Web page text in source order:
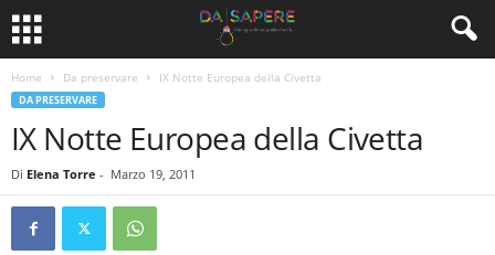
Home Da preservare IX Notte Europea della Civetta
DA PRESERVARE
IX Notte Europea della Civetta
Di Elena Torre - Marzo 19, 2011